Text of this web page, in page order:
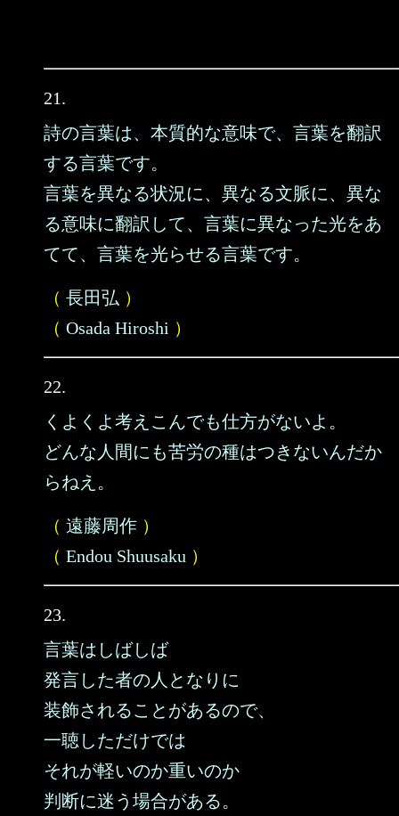
21.
詩の言葉は、本質的な意味で、言葉を翻訳
する言葉です。
言葉を異なる状況に、異なる文脈に、異な
る意味に翻訳して、言葉に異なった光をあ
てて、言葉を光らせる言葉です。
（ 長田弘 ）
（ Osada Hiroshi ）
22.
くよくよ考えこんでも仕方がないよ。
どんな人間にも苦労の種はつきないんだか
らねえ。
（ 遠藤周作 ）
（ Endou Shuusaku ）
23.
言葉はしばしば
発言した者の人となりに
装飾されることがあるので、
一聴しただけでは
それが軽いのか重いのか
判断に迷う場合がある。